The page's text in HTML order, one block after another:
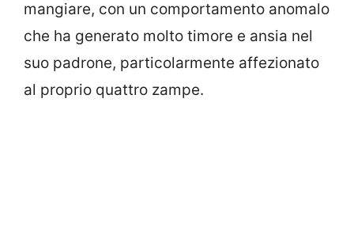
mangiare, con un comportamento anomalo
che ha generato molto timore e ansia nel
suo padrone, particolarmente affezionato
al proprio quattro zampe.